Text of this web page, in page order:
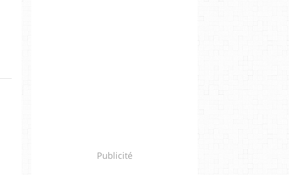
Publicité